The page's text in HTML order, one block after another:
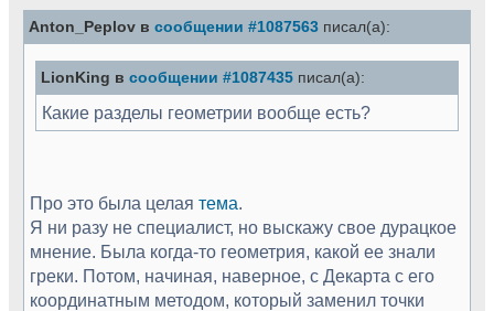
Anton_Peplov в сообщении #1087563 писал(а):
LionKing в сообщении #1087435 писал(а):
Какие разделы геометрии вообще есть?
Про это была целая тема.
Я ни разу не специалист, но выскажу свое дурацкое
мнение. Была когда-то геометрия, какой ее знали
греки. Потом, начиная, наверное, с Декарта с его
координатным методом, который заменил точки